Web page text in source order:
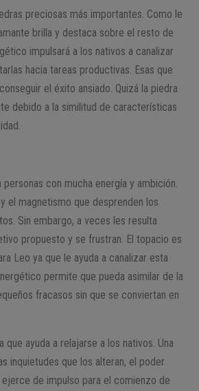
preciosas más importantes. Como le
brilla y destaca sobre el resto de
impulsará a los nativos a canalizar
hacia tareas productivas. Esas que
el éxito ansiado. Quizá la piedra
debido a la similitud de características
con mucha energía y ambición.
el magnetismo que desprenden los
Sin embargo, a veces les resulta
propuesto y se frustran. El topacio es
Leo ya que le ayuda a canalizar esta
permite que pueda asimilar de la
fracasos sin que se conviertan en
que ayuda a relajarse a los nativos. Una
inquietudes que los alteran, el poder
de impulso para el comienzo de